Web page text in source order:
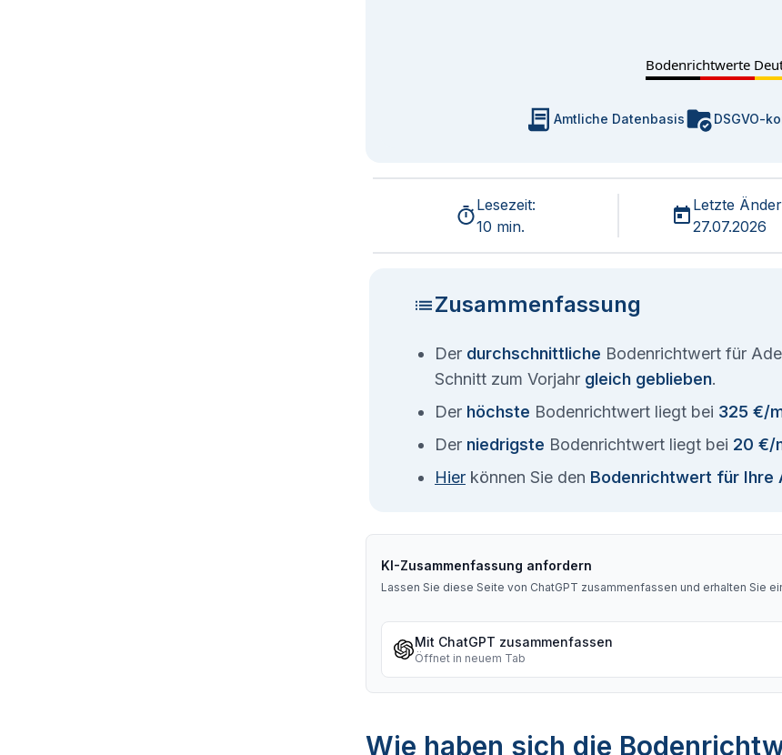
Bodenrichtwerte
Amtliche Datenbasis DSGVO-
Lesezeit:
10 min.
Letzte
27.07.2026
Zusammenfassung
Der durchschnittliche Bodenrichtwert für
Schnitt zum Vorjahr gleich geblieben.
Der höchste Bodenrichtwert liegt bei 325 €/
Der niedrigste Bodenrichtwert liegt bei 20 €/
Hier können Sie den Bodenrichtwert für Ihre
KI-Zusammenfassung anfordern
Lassen Sie diese Seite von ChatGPT zusammenfassen und erhalten Sie
Mit ChatGPT zusammenfassen
Öffnet in neuem Tab
Wie haben sich die